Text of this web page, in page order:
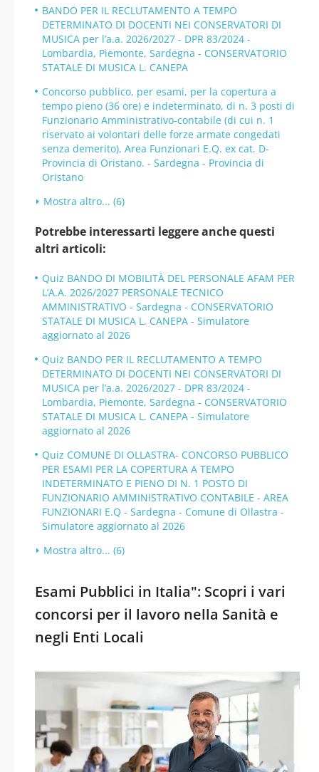
BANDO PER IL RECLUTAMENTO A TEMPO
DETERMINATO DI DOCENTI NEI CONSERVATORI DI
MUSICA per l’a.a. 2026/2027 - DPR 83/2024 -
Lombardia, Piemonte, Sardegna - CONSERVATORIO
STATALE DI MUSICA L. CANEPA
Concorso pubblico, per esami, per la copertura a
tempo pieno (36 ore) e indeterminato, di n. 3 posti di
Funzionario Amministrativo-contabile (di cui n. 1
riservato ai volontari delle forze armate congedati
senza demerito), Area Funzionari E.Q. ex cat. D-
Provincia di Oristano. - Sardegna - Provincia di
Oristano
Mostra altro... (6)
Potrebbe interessarti leggere anche questi
altri articoli:
Quiz BANDO DI MOBILITÀ DEL PERSONALE AFAM PER
L’A.A. 2026/2027 PERSONALE TECNICO
AMMINISTRATIVO - Sardegna - CONSERVATORIO
STATALE DI MUSICA L. CANEPA - Simulatore
aggiornato al 2026
Quiz BANDO PER IL RECLUTAMENTO A TEMPO
DETERMINATO DI DOCENTI NEI CONSERVATORI DI
MUSICA per l’a.a. 2026/2027 - DPR 83/2024 -
Lombardia, Piemonte, Sardegna - CONSERVATORIO
STATALE DI MUSICA L. CANEPA - Simulatore
aggiornato al 2026
Quiz COMUNE DI OLLASTRA- CONCORSO PUBBLICO
PER ESAMI PER LA COPERTURA A TEMPO
INDETERMINATO E PIENO DI N. 1 POSTO DI
FUNZIONARIO AMMINISTRATIVO CONTABILE - AREA
FUNZIONARI E.Q - Sardegna - Comune di Ollastra -
Simulatore aggiornato al 2026
Mostra altro... (6)
Esami Pubblici in Italia": Scopri i vari
concorsi per il lavoro nella Sanità e
negli Enti Locali